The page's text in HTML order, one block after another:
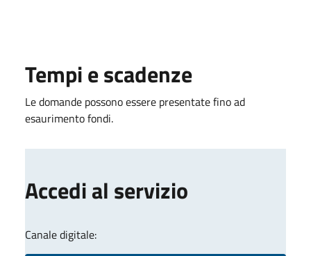
Tempi e scadenze
Le domande possono essere presentate fino ad
esaurimento fondi.
Accedi al servizio
Canale digitale: